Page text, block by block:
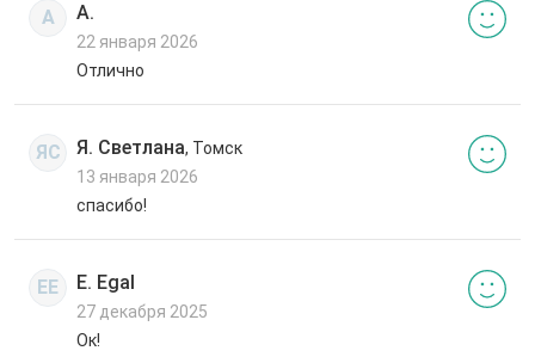
А А.
22 января 2026
Отлично
ЯС Я. Светлана, Томск
13 января 2026
спасибо!
EE E. Egal
27 декабря 2025
Ок!